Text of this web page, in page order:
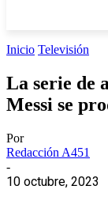
Inicio Televisión
La serie de
Messi se
Por
Redacción A451
-
10 octubre, 2023